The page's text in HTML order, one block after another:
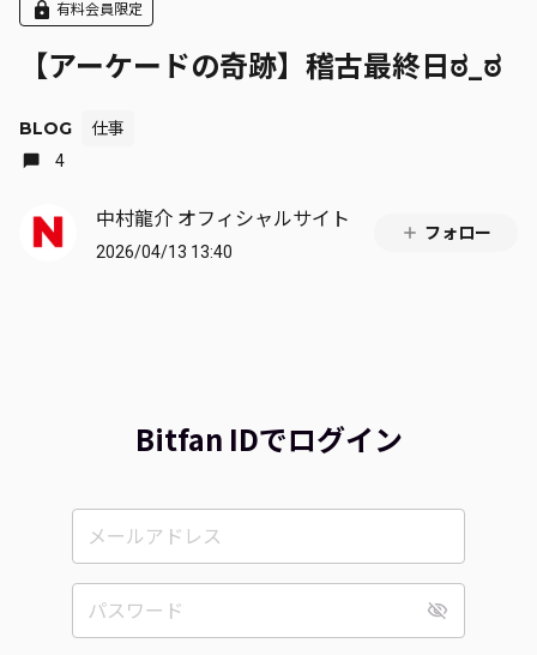
有料会員限定
【アーケードの奇跡】稽古最終日ಠ_ಠ
BLOG
仕事
4
中村龍介 オフィシャルサイト
2026/04/13 13:40
フォロー
Bitfan IDでログイン